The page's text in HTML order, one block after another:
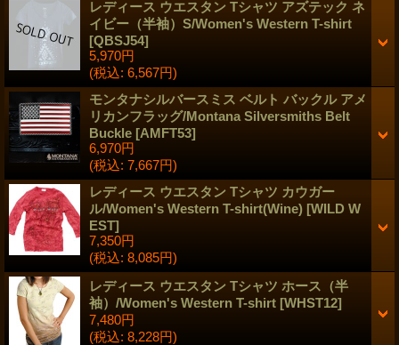
レディース ウエスタン Tシャツ アズテック ネ
イビー（半袖）S/Women's Western T-shirt
[QBSJ54]
5,970円
(税込: 6,567円)
モンタナシルバースミス ベルト バックル アメ
リカンフラッグ/Montana Silversmiths Belt
Buckle [AMFT53]
6,970円
(税込: 7,667円)
レディース ウエスタン Tシャツ カウガー
ル/Women's Western T-shirt(Wine) [WILD W
EST]
7,350円
(税込: 8,085円)
レディース ウエスタン Tシャツ ホース（半
袖）/Women's Western T-shirt [WHST12]
7,480円
(税込: 8,228円)